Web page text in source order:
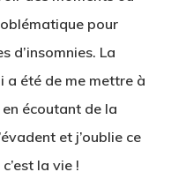
pour
d’insomnies. La
a été de me mettre à
écoutant de la
et j’oublie ce
la vie !